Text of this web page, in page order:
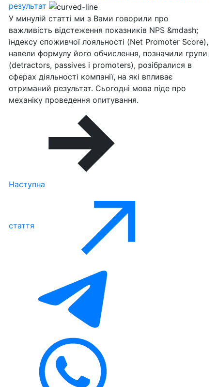
результат
У минулій статті ми з Вами говорили про
важливість відстеження показників NPS &mdash;
індексу споживчої лояльності (Net Promoter Score),
навели формулу його обчислення, позначили групи
(detractors, passives і promoters), розібралися в
сферах діяльності компанії, на які впливає
отриманий результат. Сьогодні мова піде про
механіку проведення опитування.
Наступна
стаття